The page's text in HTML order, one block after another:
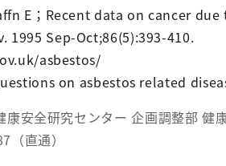
E；Recent data on cancer
1995 Sep-Oct;86(5):393-410.
asbestos/
on asbestos related
康安全研究センター 企画調整部 健
直通）